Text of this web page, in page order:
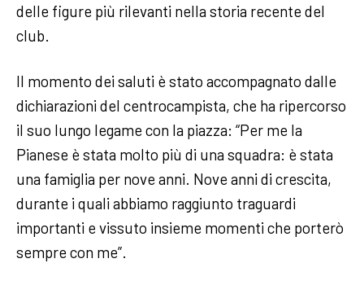
delle figure più rilevanti nella storia recente del
club.
Il momento dei saluti è stato accompagnato dalle
dichiarazioni del centrocampista, che ha ripercorso
il suo lungo legame con la piazza: “Per me la
Pianese è stata molto più di una squadra: è stata
una famiglia per nove anni. Nove anni di crescita,
durante i quali abbiamo raggiunto traguardi
importanti e vissuto insieme momenti che porterò
sempre con me”.